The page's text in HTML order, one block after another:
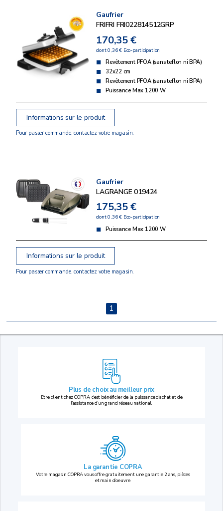
Gaufrier
FRIFRI FRI022814512GRP
170,35 €
dont 0,36 € Eco-participation
Revêtement PFOA (sans teflon ni BPA)
32x22 cm
Revêtement PFOA (sans teflon ni BPA)
Puissance Max 1200 W
Informations sur le produit
Pour passer commande, contactez votre magasin.
Gaufrier
LAGRANGE 019424
175,35 €
dont 0,36 € Eco-participation
Puissance Max 1200 W
Informations sur le produit
Pour passer commande, contactez votre magasin.
1
Plus de choix au meilleur prix
Etre client chez COPRA, c’est bénéficier de la puissance d’achat et de
l’assistance d’un grand réseau national.
La garantie COPRA
Votre magasin COPRA vous offre gratuitement une garantie 2 ans, pièces
et main d’oeuvre.